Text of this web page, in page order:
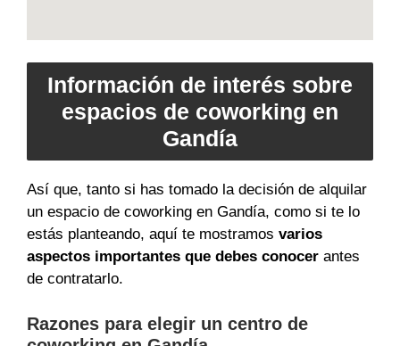
Información de interés sobre
espacios de coworking en
Gandía
Así que, tanto si has tomado la decisión de alquilar
un espacio de coworking en Gandía, como si te lo
estás planteando, aquí te mostramos varios
aspectos importantes que debes conocer antes
de contratarlo.
Razones para elegir un centro de